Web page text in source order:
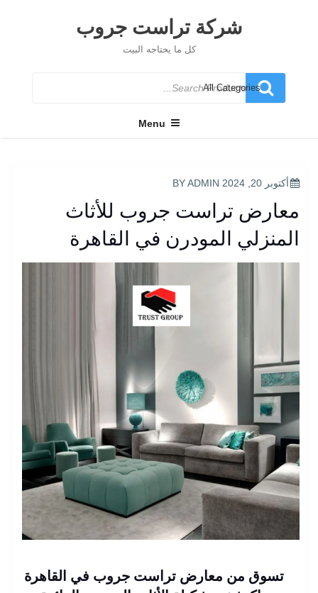
شركة تراست جروب
كل ما يحتاجه البيت
Search
for
Menu
POSTED
أكتوبر 20, 2024 ADMIN
معارض تراست جروب للأثاث
المنزلي المودرن في القاهرة
تسوق من معارض تراست جروب في القاهرة